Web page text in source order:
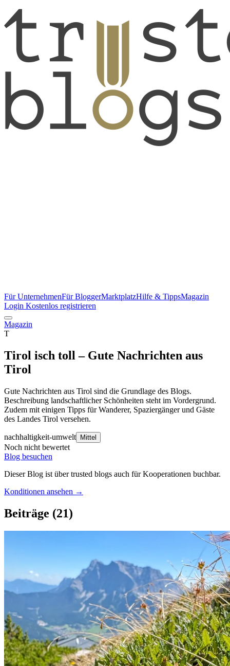
Für UnternehmenFür BloggerMarktplatzHilfe & TippsMagazin
Login Kostenlos registrieren
Magazin
T
Tirol isch toll – Gute Nachrichten aus
Tirol
Gute Nachrichten aus Tirol sind die Grundlage des Blogs.
Beschreibung landschaftlicher Schönheiten steht im Vordergrund.
Zudem mit einigen Tipps für Wanderer, Spaziergänger und Gäste
des Landes Tirol versehen.
nachhaltigkeit-umwelt Mittel
Noch nicht bewertet
Blog besuchen
Dieser Blog ist über trusted blogs auch für Kooperationen buchbar.
Konditionen ansehen →
Beiträge (21)